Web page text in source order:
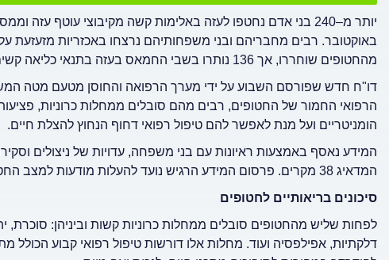
יותר מ–240 בני אדם נחטפו לעזה באלימות קשה מקיבוצי עוטף
באוקטובר. רבים מחבריהם ובני משפחותיהם נרצחו באכזריות מזעזעת
מהחטופים שוחררו, אך 136 נותרו בשבי החמאס בעזה בתנאי כליאה קשים במיוחד. בין הנותרים בשבי 15 נשים, תינוק ופעוט.
דו"ח חדש שפורסם השבוע על ידי מערך הרפואה והחוסן מטעם מטה
הרפואי החמור של החטופים, רבים מהם סובלים ממחלות כרוניות,
הומניטריים ועל מנת לאפשר להם טיפול רפואי דחוף הנחוץ להצלת חיים.
המידע נאסף באמצעות ראיונות עם בני משפחה, עדויות של ניצולים
המדאיג 38 מקרים. פרסום המידע הרגיש נועד להעלות מודעות למצב החטופים ולקדם את הטיפול בהם.
סיכונים בריאותיים לחטופים
לפחות שליש מהחטופים סובלים ממחלות כרוניות קשות וביניהן:
דלקתיות, אפילפסיה ועוד. מחלות אלו דורשות טיפול רפואי קבוע הכולל